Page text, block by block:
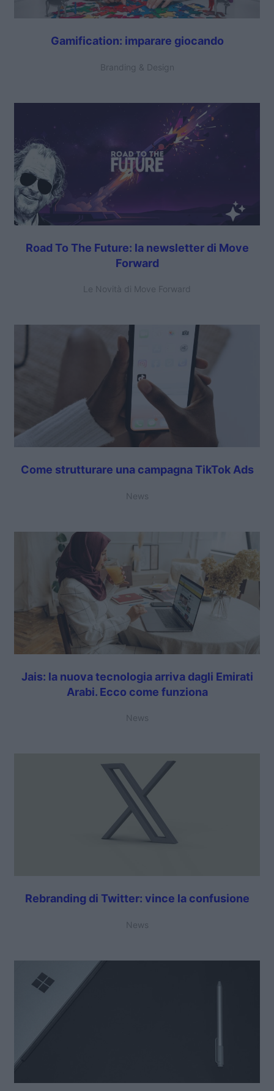
Gamification: imparare giocando
Branding & Design
Road To The Future: la newsletter di Move
Forward
Le Novità di Move Forward
Come strutturare una campagna TikTok Ads
News
Jais: la nuova tecnologia arriva dagli Emirati
Arabi. Ecco come funziona
News
Rebranding di Twitter: vince la confusione
News